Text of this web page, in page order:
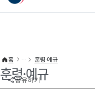
이 누리집은 대한민국 공식 전자정부
공유하기
홈 훈령·예규
훈령·예규